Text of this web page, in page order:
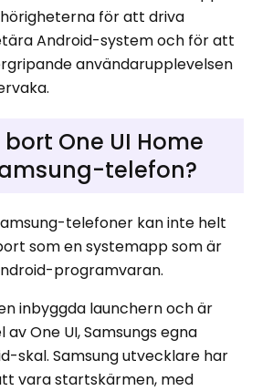
för att driva
Android-system och för att
användarupplevelsen
One UI Home
telefon?
telefoner kan inte helt
som en systemapp som är
programvaran.
inbyggda launchern och är
One UI, Samsungs egna
skal. Samsung utvecklare har
vara startskärmen, med